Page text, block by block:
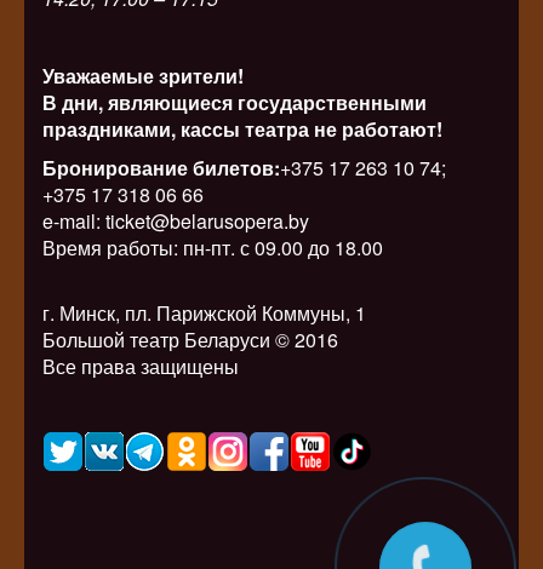
Уважаемые зрители!
В дни, являющиеся государственными
праздниками, кассы театра не работают!
Бронирование билетов:+375 17 263 10 74;
+375 17 318 06 66
e-mail: ticket@belarusopera.by
Время работы: пн-пт. с 09.00 до 18.00
г. Минск, пл. Парижской Коммуны, 1
Большой театр Беларуси © 2016
Все права защищены